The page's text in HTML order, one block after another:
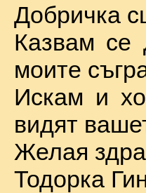
Добричка
Казвам се
моите
Искам и
видят
Желая
Тодорка